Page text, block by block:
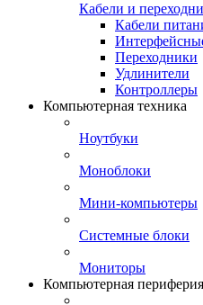
Кабели и
Кабели
Переходники
Удлинители
Контроллеры
Компьютерная техника
Ноутбуки
Моноблоки
Мини-компьютеры
Системные блоки
Мониторы
Компьютерная периферия